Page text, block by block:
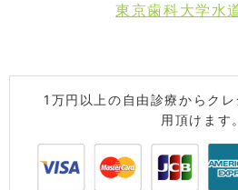
東京歯科大学水
1万円以上の自由診療からク
用頂けます。